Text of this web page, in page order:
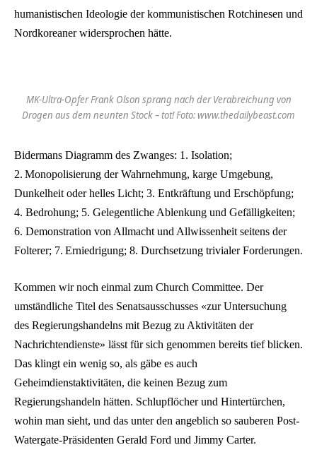
humanistischen Ideologie der kommunistischen Rotchinesen und
Nordkoreaner widersprochen hätte.
MK-Ultra-Opfer Frank Olson sprang nach der Verabreichung von
Drogen aus dem neunten Stock – tot! Foto: www.thedailybeast.com
Bidermans Diagramm des Zwanges: 1. Isolation;
2. Monopolisierung der Wahrnehmung, karge Umgebung,
Dunkelheit oder helles Licht; 3. Entkräftung und Erschöpfung;
4. Bedrohung; 5. Gelegentliche Ablenkung und Gefälligkeiten;
6. Demonstration von Allmacht und Allwissenheit seitens der
Folterer; 7. Erniedrigung; 8. Durchsetzung trivialer Forderungen.
Kommen wir noch einmal zum Church Committee. Der
umständliche Titel des Senatsausschusses «zur Untersuchung
des Regierungshandelns mit Bezug zu Aktivitäten der
Nachrichtendienste» lässt für sich genommen bereits tief blicken.
Das klingt ein wenig so, als gäbe es auch
Geheimdienstaktivitäten, die keinen Bezug zum
Regierungshandeln hätten. Schlupflöcher und Hintertürchen,
wohin man sieht, und das unter den angeblich so sauberen Post-
Watergate-Präsidenten Gerald Ford und Jimmy Carter.